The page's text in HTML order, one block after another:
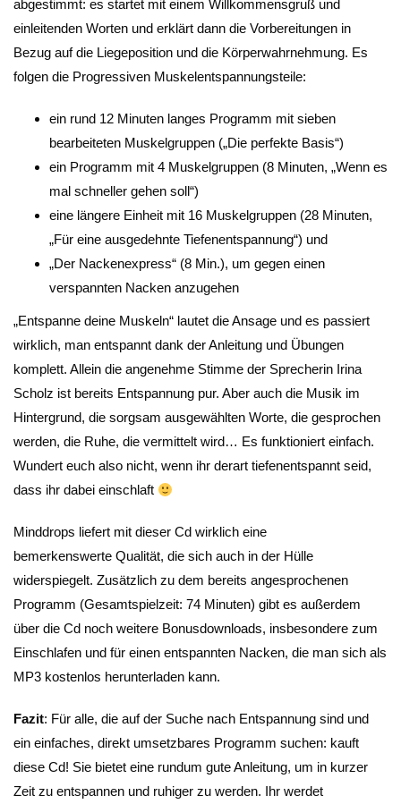
abgestimmt: es startet mit einem Willkommensgruß und
einleitenden Worten und erklärt dann die Vorbereitungen in
Bezug auf die Liegeposition und die Körperwahrnehmung. Es
folgen die Progressiven Muskelentspannungsteile:
ein rund 12 Minuten langes Programm mit sieben
bearbeiteten Muskelgruppen („Die perfekte Basis“)
ein Programm mit 4 Muskelgruppen (8 Minuten, „Wenn es
mal schneller gehen soll“)
eine längere Einheit mit 16 Muskelgruppen (28 Minuten,
„Für eine ausgedehnte Tiefenentspannung“) und
„Der Nackenexpress“ (8 Min.), um gegen einen
verspannten Nacken anzugehen
„Entspanne deine Muskeln“ lautet die Ansage und es passiert
wirklich, man entspannt dank der Anleitung und Übungen
komplett. Allein die angenehme Stimme der Sprecherin Irina
Scholz ist bereits Entspannung pur. Aber auch die Musik im
Hintergrund, die sorgsam ausgewählten Worte, die gesprochen
werden, die Ruhe, die vermittelt wird… Es funktioniert einfach.
Wundert euch also nicht, wenn ihr derart tiefenentspannt seid,
dass ihr dabei einschlaft
Minddrops liefert mit dieser Cd wirklich eine
bemerkenswerte Qualität, die sich auch in der Hülle
widerspiegelt. Zusätzlich zu dem bereits angesprochenen
Programm (Gesamtspielzeit: 74 Minuten) gibt es außerdem
über die Cd noch weitere Bonusdownloads, insbesondere zum
Einschlafen und für einen entspannten Nacken, die man sich als
MP3 kostenlos herunterladen kann.
Fazit: Für alle, die auf der Suche nach Entspannung sind und
ein einfaches, direkt umsetzbares Programm suchen: kauft
diese Cd! Sie bietet eine rundum gute Anleitung, um in kurzer
Zeit zu entspannen und ruhiger zu werden. Ihr werdet